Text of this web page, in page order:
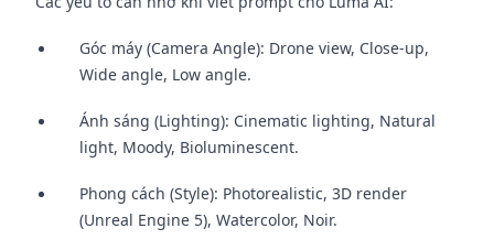
Góc máy (Camera Angle): Drone view, Close-up,
Wide angle, Low angle.
Ánh sáng (Lighting): Cinematic lighting, Natural
light, Moody, Bioluminescent.
Phong cách (Style): Photorealistic, 3D render
(Unreal Engine 5), Watercolor, Noir.